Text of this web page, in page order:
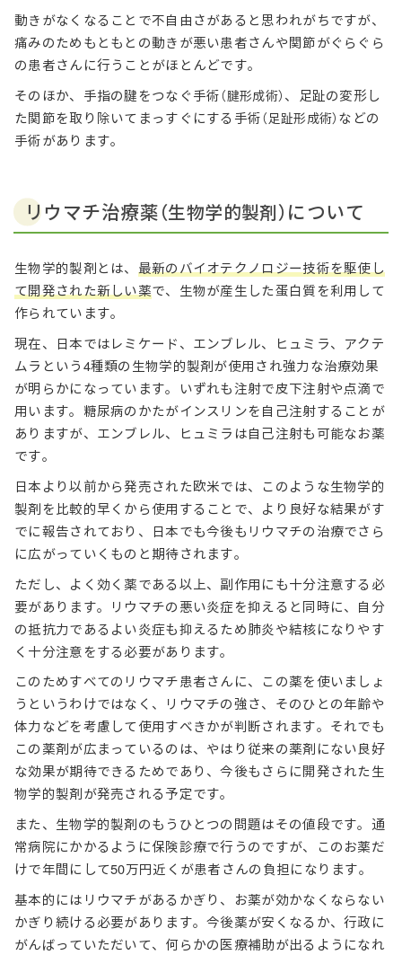
動きがなくなることで不自由さがあると思われがちですが、
痛みのためもともとの動きが悪い患者さんや関節がぐらぐら
の患者さんに行うことがほとんどです。
そのほか、手指の腱をつなぐ手術（腱形成術） 、足趾の変形し
た関節を取り除いてまっすぐにする手術（足趾形成術） などの
手術があります。
リウマチ治療薬（生物学的製剤） について
生物学的製剤とは、 最新のバイオテクノロジー技術を駆使し
て開発された新しい薬で、生物が産生した蛋白質を利用して
作られています。
現在、日本ではレミケード、エンブレル、ヒュミラ、アクテ
ムラという4種類の生物学的製剤が使用され強力な治療効果
が明らかになっています。いずれも注射で皮下注射や点滴で
用います。糖尿病のかたがインスリンを自己注射することが
ありますが、エンブレル、ヒュミラは自己注射も可能なお薬
です。
日本より以前から発売された欧米では、このような生物学的
製剤を比較的早くから使用することで、より良好な結果がす
でに報告されており、日本でも今後もリウマチの治療でさら
に広がっていくものと期待されます。
ただし、よく効く薬である以上、副作用にも十分注意する必
要があります。リウマチの悪い炎症を抑えると同時に、自分
の抵抗力であるよい炎症も抑えるため肺炎や結核になりやす
く十分注意をする必要があります。
このためすべてのリウマチ患者さんに、この薬を使いましょ
うというわけではなく、リウマチの強さ、そのひとの年齢や
体力などを考慮して使用すべきかが判断されます。それでも
この薬剤が広まっているのは、やはり従来の薬剤にない良好
な効果が期待できるためであり、今後もさらに開発された生
物学的製剤が発売される予定です。
また、生物学的製剤のもうひとつの問題はその値段です。通
常病院にかかるように保険診療で行うのですが、このお薬だ
けで年間にして50万円近くが患者さんの負担になります。
基本的にはリウマチがあるかぎり、お薬が効かなくならない
かぎり続ける必要があります。今後薬が安くなるか、行政に
がんばっていただいて、何らかの医療補助が出るようになれ